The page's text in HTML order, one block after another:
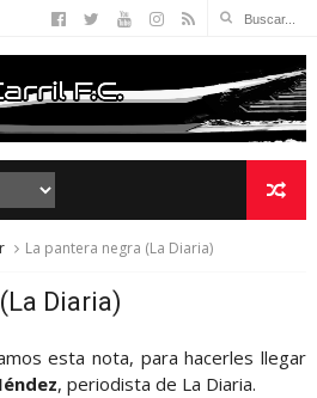
La pantera negra (La Diaria)
Diaria)
esta nota, para hacerles llegar
, periodista de La Diaria.